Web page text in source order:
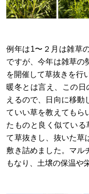
例年は1〜２月は雑草
ですが、今年は雑草の
を開催して草抜きを行
暖冬とは言え、この
えるので、日向に移動
ていい草を教えてもら
たものと良く似てい
て草抜きし、抜いた草
敷き詰めました。マル
もなり、土壌の保温や